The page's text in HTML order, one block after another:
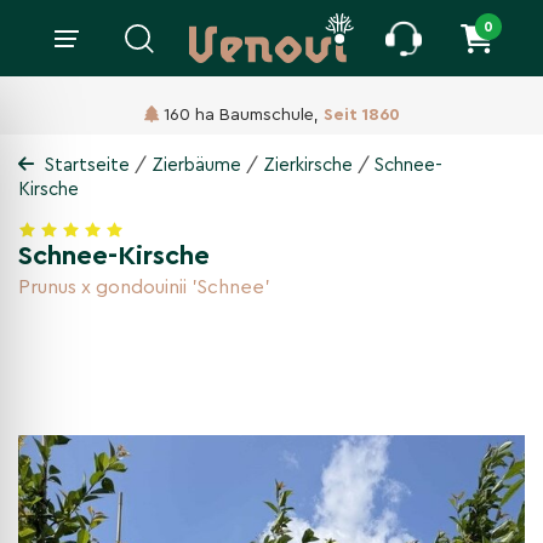
0
160 ha Baumschule, Seit 1860
Startseite / Zierbäume / Zierkirsche / Schnee-
Kirsche
Schnee-Kirsche
Prunus x gondouinii 'Schnee'